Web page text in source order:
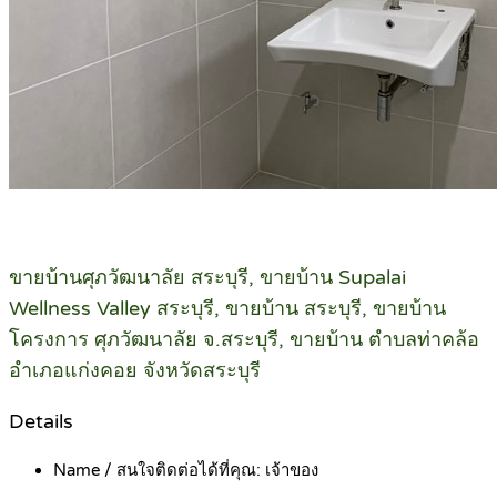
ขายบ้านศุภวัฒนาลัย สระบุรี, ขายบ้าน Supalai
Wellness Valley สระบุรี, ขายบ้าน สระบุรี, ขายบ้าน
โครงการ ศุภวัฒนาลัย จ.สระบุรี, ขายบ้าน ตำบลท่าคล้อ
อำเภอแก่งคอย จังหวัดสระบุรี
Details
Name / สนใจติดต่อได้ที่คุณ: เจ้าของ